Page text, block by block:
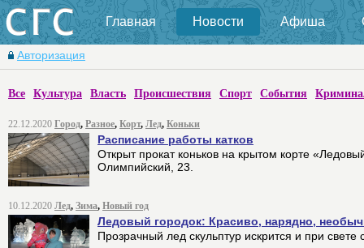
Главная Новости Афиша
Авторизация
Все Культура Власть Происшествия Спорт События
22.12.2020 Город, Разное, Корт, Лед, Коньки
Расписание работы катков
Открыт прокат коньков на крытом корте
Олимпийский, 23.
10.12.2020 Лед, Зима, Новый год
Ледовый городок: Красиво, нарядно,
Прозрачный лед скульптур искрится и при свете